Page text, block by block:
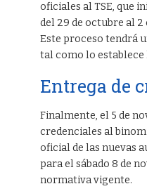
oficiales al TSE, que
del 29 de octubre al 2
Este proceso tendrá
tal como lo establece
Entrega de
Finalmente, el 5 de
credenciales al
oficial de las nuevas
para el sábado 8 de
normativa vigente.